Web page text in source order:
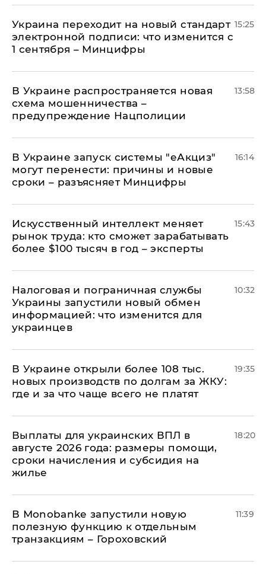
Украина переходит на новый стандарт
электронной подписи: что изменится с
1 сентября – Минцифры
15:25
В Украине распространяется новая
схема мошенничества –
предупреждение Нацполиции
13:58
В Украине запуск системы "еАкциз"
могут перенести: причины и новые
сроки – разъясняет Минцифры
16:14
Искусственный интеллект меняет
рынок труда: кто сможет зарабатывать
более $100 тысяч в год – эксперты
15:43
Налоговая и пограничная службы
Украины запустили новый обмен
информацией: что изменится для
украинцев
10:32
В Украине открыли более 108 тыс.
новых производств по долгам за ЖКУ:
где и за что чаще всего не платят
19:35
Выплаты для украинских ВПЛ в
августе 2026 года: размеры помощи,
сроки начисления и субсидия на
жилье
18:20
В Мonobankе запустили новую
полезную функцию к отдельным
транзакциям – Гороховский
11:39